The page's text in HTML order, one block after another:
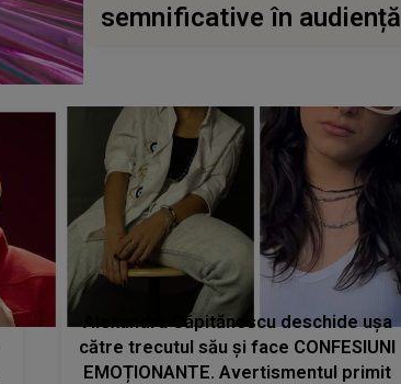
semnificative în audiență
Alexandra Căpitănescu deschide ușa
către trecutul său și face CONFESIUNI
EMOȚIONANTE. Avertismentul primit